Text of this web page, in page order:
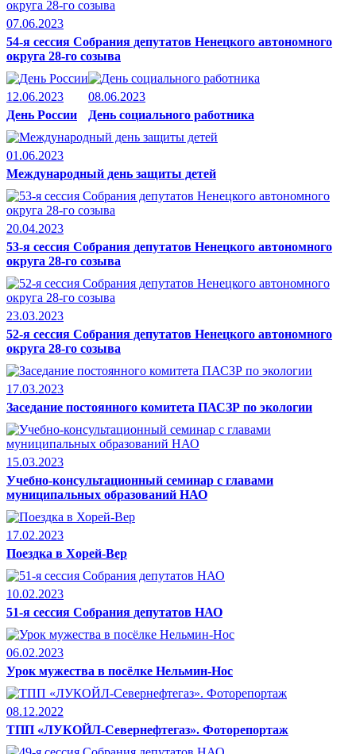
07.06.2023
54-я сессия Собрания депутатов Ненецкого автономного
округа 28-го созыва
12.06.2023
День России
08.06.2023
День социального работника
01.06.2023
Международный день защиты детей
20.04.2023
53-я сессия Собрания депутатов Ненецкого автономного
округа 28-го созыва
23.03.2023
52-я сессия Собрания депутатов Ненецкого автономного
округа 28-го созыва
17.03.2023
Заседание постоянного комитета ПАСЗР по экологии
15.03.2023
Учебно-консультационный семинар с главами
муниципальных образований НАО
17.02.2023
Поездка в Хорей-Вер
10.02.2023
51-я сессия Собрания депутатов НАО
06.02.2023
Урок мужества в посёлке Нельмин-Нос
08.12.2022
ТПП «ЛУКОЙЛ-Севернефтегаз». Фоторепортаж